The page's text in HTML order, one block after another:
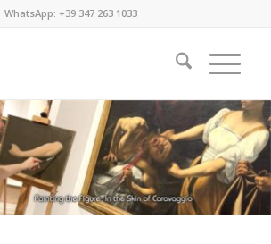
WhatsApp: +39 347 263 1033